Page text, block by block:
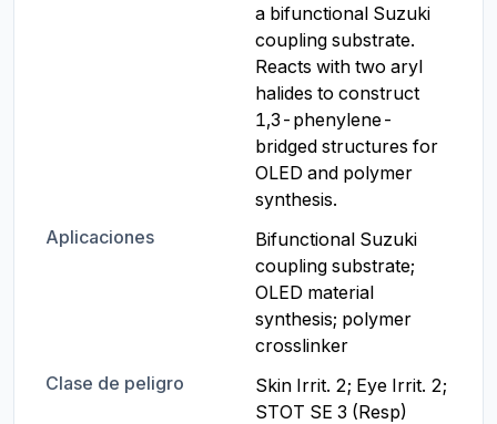
a bifunctional Suzuki
coupling substrate.
Reacts with two aryl
halides to construct
1,3-phenylene-
bridged structures for
OLED and polymer
synthesis.
Aplicaciones
Bifunctional Suzuki
coupling substrate;
OLED material
synthesis; polymer
crosslinker
Clase de peligro
Skin Irrit. 2; Eye Irrit. 2;
STOT SE 3 (Resp)